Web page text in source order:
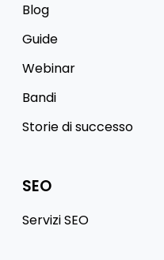
Blog
Guide
Webinar
Bandi
Storie di successo
SEO
Servizi SEO